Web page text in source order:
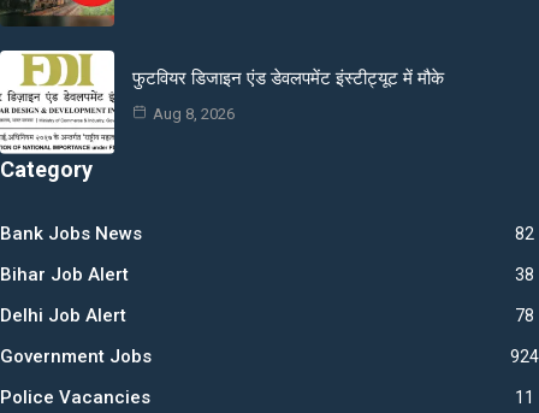
फुटवियर डिजाइन एंड डेवलपमेंट इंस्टीट्यूट में मौके
Aug 8, 2026
Category
Bank Jobs News 82
Bihar Job Alert 38
Delhi Job Alert 78
Government Jobs 924
Police Vacancies 11